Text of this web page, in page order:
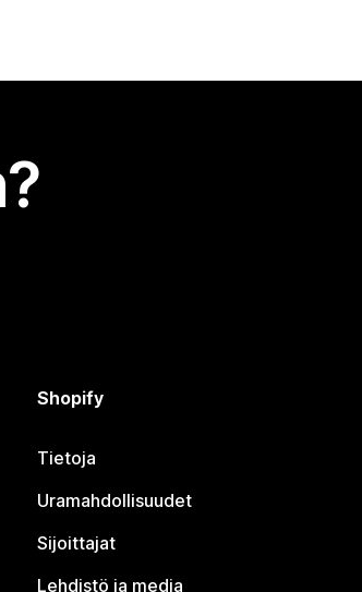
Shopify
Tietoja
Uramahdollisuudet
Sijoittajat
Lehdistö ja media